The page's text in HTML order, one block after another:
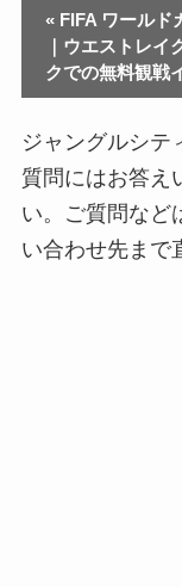
«FIFA ワールド
｜ウエストレイ
クでの無料観戦
ジャングルシテ
質問にはお答え
い。ご質問など
い合わせ先まで